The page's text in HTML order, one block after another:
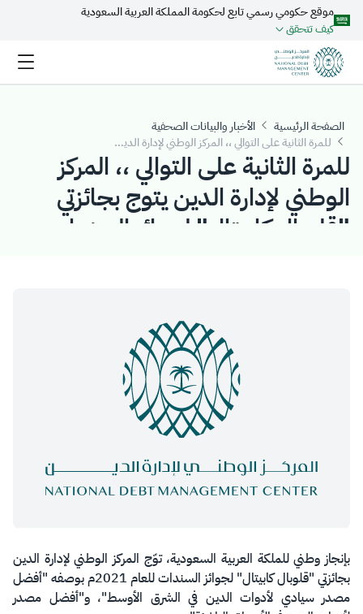
تخطي إلى المحتوى الرئيسي
موقع حكومي رسمي تابع لحكومة المملكة العربية السعودية
كيف تتحقق
الصفحة الرئيسية
الأخبار والبيانات الصحفية
للمرة الثانية على التوالي ،، المركز الوطني لإدارة الدين يتوج بجائزتي "قلوبال كابيتال" لجوائز السندات للعام 2021م
للمرة الثانية على التوالي ،، المركز
الوطني لإدارة الدين يتوج بجائزتي
"قلوبال كابيتال" لجوائز السندات
بإنجاز وطني للملكة العربية السعودية، توّج المركز الوطني لإدارة الدين
بجائزتي "قلوبال كابيتال" لجوائز السندات للعام 2021م بوصفه "أفضل
مصدر سيادي لأدوات الدين في الشرق الأوسط"، و"أفضل مصدر